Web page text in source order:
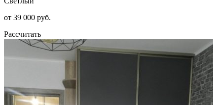
от 39 000 руб.
Рассчитать